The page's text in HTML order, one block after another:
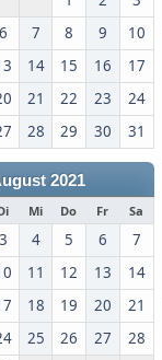
6 7 8 9
10
14 15 16
17
21 22 23
24
28 29 30 31
2021
Mi Do Fr Sa
3 4 5 6
7
11 12 13
14
18 19 20
21
25 26 27
28